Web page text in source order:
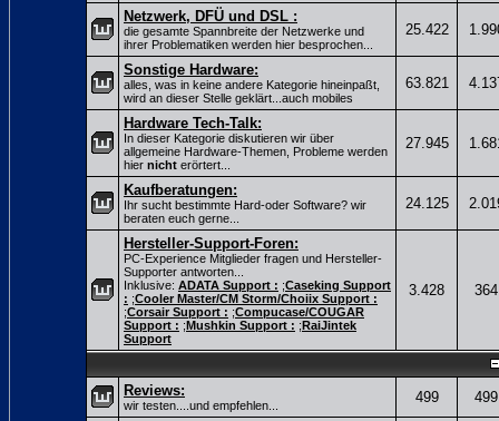
Netzwerk, DFÜ und DSL :
die gesamte Spannbreite der Netzwerke und
ihrer Problematiken werden hier besprochen...
25.422
Sonstige Hardware:
alles, was in keine andere Kategorie hineinpaßt,
wird an dieser Stelle geklärt...auch mobiles
63.821
Hardware Tech-Talk:
In dieser Kategorie diskutieren wir über
allgemeine Hardware-Themen, Probleme werden
hier nicht erörtert...
27.945
Kaufberatungen:
Ihr sucht bestimmte Hard-oder Software? wir
beraten euch gerne...
24.125
Hersteller-Support-Foren:
PC-Experience Mitglieder fragen und Hersteller-
Supporter antworten...
Inklusive: ADATA Support : ;Caseking Support
: ;Cooler Master/CM Storm/Choiix Support :
;Corsair Support : ;Compucase/COUGAR
Support : ; Mushkin Support : ; RaiJintek
Support
3.428 364
Reviews:
wir testen....und empfehlen... 499
499